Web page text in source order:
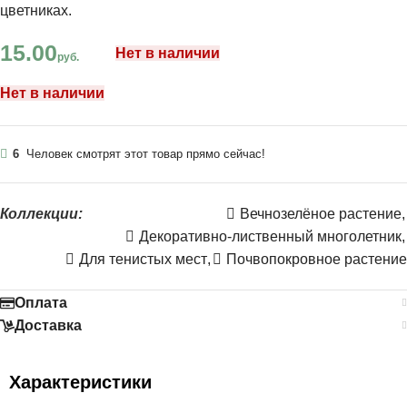
цветниках.
15.00руб. Нет в наличии
Нет в наличии
6 Человек смотрят этот товар прямо сейчас!
Коллекции: Вечнозелёное растение,
Декоративно-лиственный многолетник,
Для тенистых мест, Почвопокровное растение
Оплата
Доставка
Характеристики